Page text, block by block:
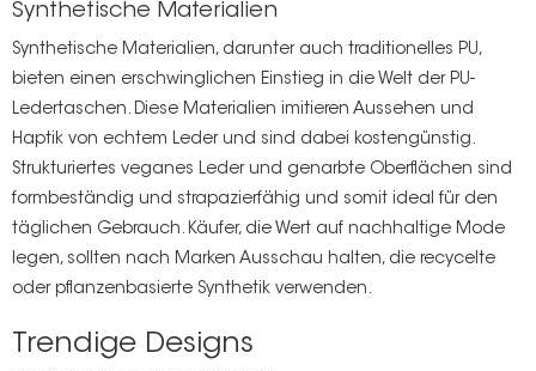
Synthetische Materialien
Synthetische Materialien, darunter auch traditionelles PU,
bieten einen erschwinglichen Einstieg in die Welt der PU-
Ledertaschen. Diese Materialien imitieren Aussehen und
Haptik von echtem Leder und sind dabei kostengünstig.
Strukturiertes veganes Leder und genarbte Oberflächen sind
formbeständig und strapazierfähig und somit ideal für den
täglichen Gebrauch. Käufer, die Wert auf nachhaltige Mode
legen, sollten nach Marken Ausschau halten, die recycelte
oder pflanzenbasierte Synthetik verwenden.
Trendige Designs